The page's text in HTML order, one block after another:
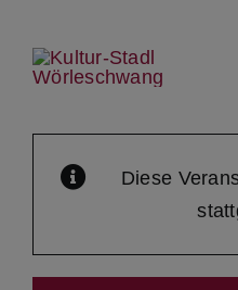
content
Diese